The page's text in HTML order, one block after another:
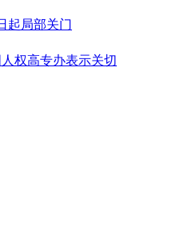
起局部关门
权高专办表示关切